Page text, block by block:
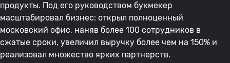
продукты. Под его руководством букмекер
масштабировал бизнес: открыл полноценный
московский офис, наняв более 100 сотрудников в
сжатые сроки, увеличил выручку более чем на 150% и
реализовал множество ярких партнерств.